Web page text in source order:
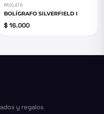
PRO1470
BOLÍGRAFO SILVERFIELD I
$ 16.000
y regalos